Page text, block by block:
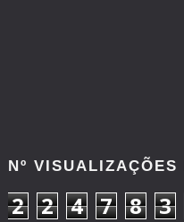
Nº
2 2 4 7 8 3